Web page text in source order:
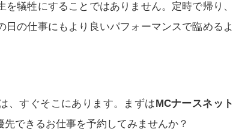
犠牲にすることではありません。定時で帰り、
日の仕事にもより良いパフォーマンスで臨めるよ
、すぐそこにあります。まずはMCナースネット
できるお仕事を予約してみませんか？